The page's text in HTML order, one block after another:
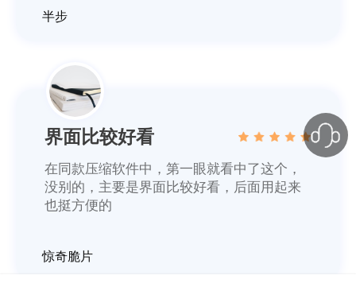
半步
界面比较好看
在同款压缩软件中，第一眼就看中了这个，
没别的，主要是界面比较好看，后面用起来
也挺方便的
惊奇脆片